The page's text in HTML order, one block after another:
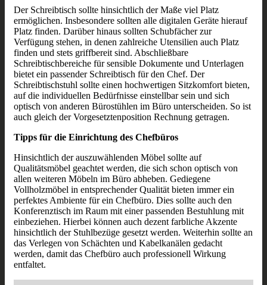
Der Schreibtisch sollte hinsichtlich der Maße viel Platz
ermöglichen. Insbesondere sollten alle digitalen Geräte hierauf
Platz finden. Darüber hinaus sollten Schubfächer zur
Verfügung stehen, in denen zahlreiche Utensilien auch Platz
finden und stets griffbereit sind. Abschließbare
Schreibtischbereiche für sensible Dokumente und Unterlagen
bietet ein passender Schreibtisch für den Chef. Der
Schreibtischstuhl sollte einen hochwertigen Sitzkomfort bieten,
auf die individuellen Bedürfnisse einstellbar sein und sich
optisch von anderen Bürostühlen im Büro unterscheiden. So ist
auch gleich der Vorgesetztenposition Rechnung getragen.
Tipps für die Einrichtung des Chefbüros
Hinsichtlich der auszuwählenden Möbel sollte auf
Qualitätsmöbel geachtet werden, die sich schon optisch von
allen weiteren Möbeln im Büro abheben. Gediegene
Vollholzmöbel in entsprechender Qualität bieten immer ein
perfektes Ambiente für ein Chefbüro. Dies sollte auch den
Konferenztisch im Raum mit einer passenden Bestuhlung mit
einbeziehen. Hierbei können auch dezent farbliche Akzente
hinsichtlich der Stuhlbezüge gesetzt werden. Weiterhin sollte an
das Verlegen von Schächten und Kabelkanälen gedacht
werden, damit das Chefbüro auch professionell Wirkung
entfaltet.